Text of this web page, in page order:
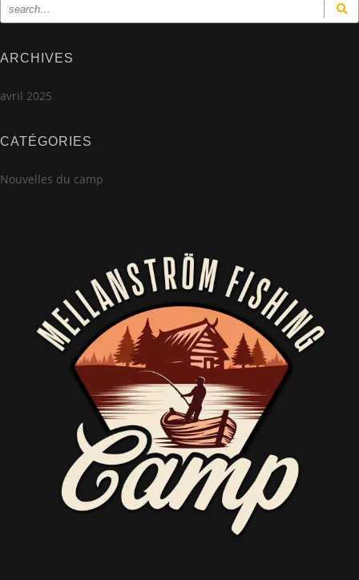
ARCHIVES
avril 2025
CATÉGORIES
Nouvelles du camp